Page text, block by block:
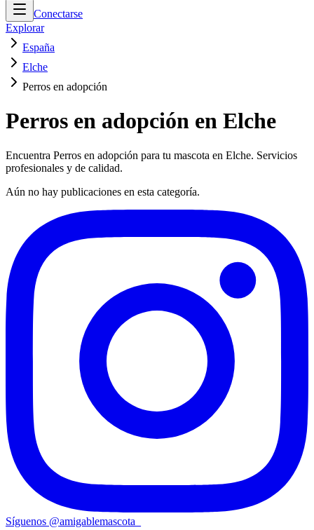
Conectarse
Explorar
España
Elche
Perros en adopción
Perros en adopción en Elche
Encuentra Perros en adopción para tu mascota en Elche. Servicios
profesionales y de calidad.
Aún no hay publicaciones en esta categoría.
Síguenos @amigablemascota_